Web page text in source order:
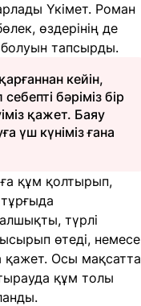
Үкімет. Роман
өздерінің де
тапсырды.
кейін,
бәріміз бір
қажет. Баяу
үш күніміз ғана
құм қолтырып,
түрлі
өтеді, немесе
қажет. Осы мақсатта
құм толы